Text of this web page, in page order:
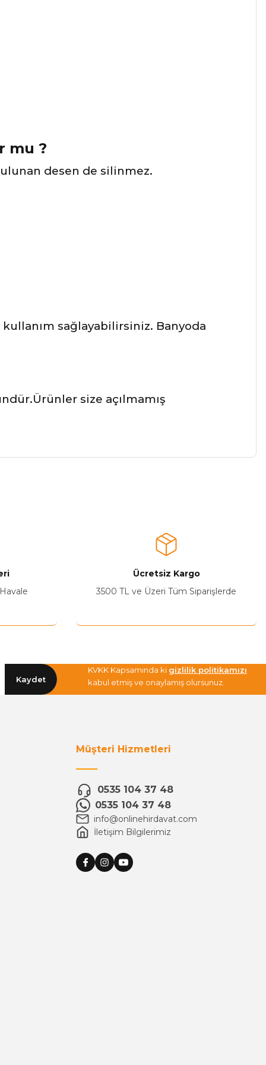
mu ?
desen de silinmez.
sağlayabilirsiniz. Banyoda
size açılmamış
Ücretsiz Kargo
3500 TL ve Üzeri Tüm Siparişlerde
Kaydet
KVKK Kapsamında ki gizlilik politikamızı
kabul etmiş ve onaylamış olursunuz.
Müşteri Hizmetleri
0535 104 37 48
0535 104 37 48
info@onlinehirdavat.com
İletişim Bilgilerimiz